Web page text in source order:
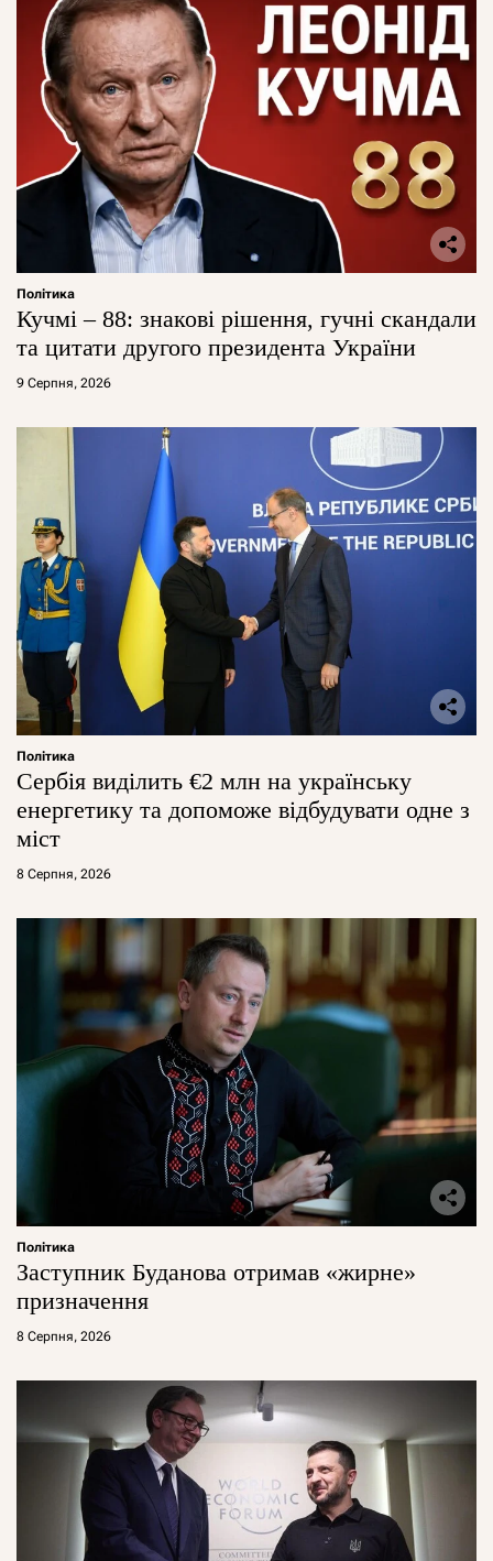
Політика
Кучмі – 88: знакові рішення, гучні скандали
та цитати другого президента України
9 Серпня, 2026
Політика
Сербія виділить €2 млн на українську
енергетику та допоможе відбудувати одне з
міст
8 Серпня, 2026
Політика
Заступник Буданова отримав «жирне»
призначення
8 Серпня, 2026